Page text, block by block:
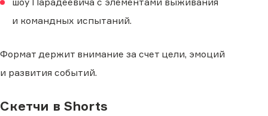
и командных испытаний.
Формат держит внимание за счет цели, эмоций
и развития событий.
Скетчи в Shorts